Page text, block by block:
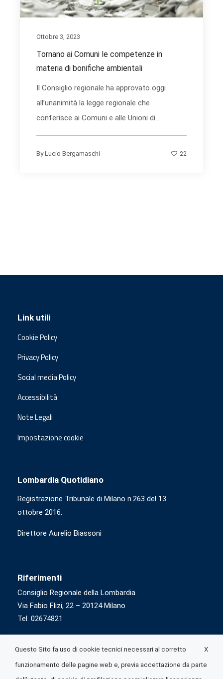
Ottobre 3, 2023
Tornano ai Comuni le competenze in
materia di bonifiche ambientali
Il Consiglio regionale ha approvato oggi
all’unanimità la legge regionale che
conferisce ai Comuni e alle Unioni di...
ByLucio Bergamaschi 22
Link utili
Cookie Policy
Privacy Policy
Social media Policy
Accessibilità
Note Legali
Impostazione cookie
Lombardia Quotidiano
Registrazione Tribunale di Milano n.263 del 13
ottobre 2016.
Direttore Aurelio Biassoni
Riferimenti
Consiglio Regionale della Lombardia
Via Fabio Flizi, 22 – 20124 Milano
Tel. 02674821
X
Questo Sito fa uso di cookie tecnici necessari al corretto
funzionamento delle pagine web e, previa accettazione da parte